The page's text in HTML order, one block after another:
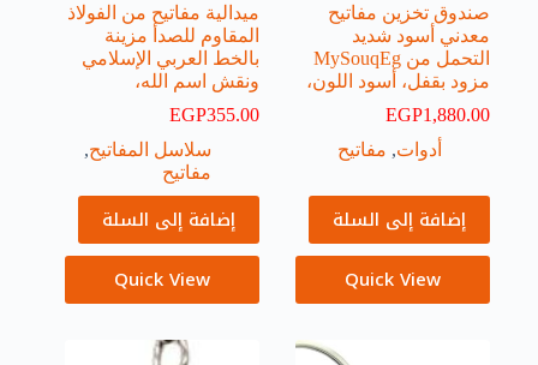
صندوق تخزين مفاتيح
معدني أسود شديد
التحمل من MySouqEg
مزود بقفل، أسود اللون،
EGP1,880.00
أدوات, مفاتيح
إضافة إلى السلة
Quick View
ميدالية مفاتيح من الفولاذ
المقاوم للصدأ مزينة
بالخط العربي الإسلامي
ونقش اسم الله،
EGP355.00
سلاسل المفاتيح,
مفاتيح
إضافة إلى السلة
Quick View